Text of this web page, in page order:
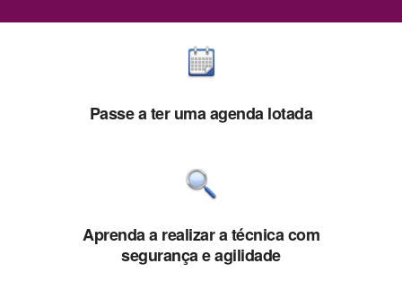
Passe a ter uma agenda lotada
Aprenda a realizar a técnica com
segurança e agilidade